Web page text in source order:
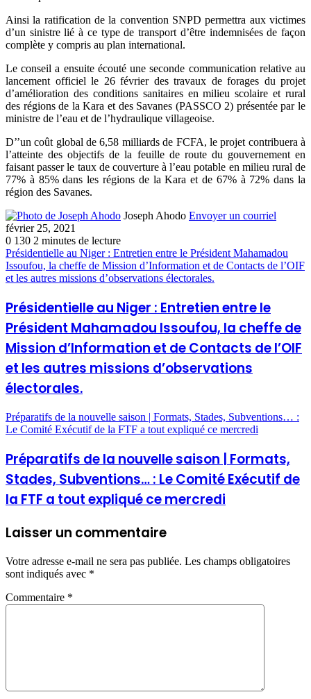
Ainsi la ratification de la convention SNPD permettra aux victimes
d’un sinistre lié à ce type de transport d’être indemnisées de façon
complète y compris au plan international.
Le conseil a ensuite écouté une seconde communication relative au
lancement officiel le 26 février des travaux de forages du projet
d’amélioration des conditions sanitaires en milieu scolaire et rural
des régions de la Kara et des Savanes (PASSCO 2) présentée par le
ministre de l’eau et de l’hydraulique villageoise.
D’’un coût global de 6,58 milliards de FCFA, le projet contribuera à
l’atteinte des objectifs de la feuille de route du gouvernement en
faisant passer le taux de couverture à l’eau potable en milieu rural de
77% à 85% dans les régions de la Kara et de 67% à 72% dans la
région des Savanes.
Joseph Ahodo Envoyer un courriel
février 25, 2021
0 130 2 minutes de lecture
Présidentielle au Niger : Entretien entre le Président Mahamadou
Issoufou, la cheffe de Mission d’Information et de Contacts de l’OIF
et les autres missions d’observations électorales.
Présidentielle au Niger : Entretien entre le
Président Mahamadou Issoufou, la cheffe de
Mission d’Information et de Contacts de l’OIF
et les autres missions d’observations
électorales.
Préparatifs de la nouvelle saison | Formats, Stades, Subventions… :
Le Comité Exécutif de la FTF a tout expliqué ce mercredi
Préparatifs de la nouvelle saison | Formats,
Stades, Subventions… : Le Comité Exécutif de
la FTF a tout expliqué ce mercredi
Laisser un commentaire
Votre adresse e-mail ne sera pas publiée. Les champs obligatoires
sont indiqués avec *
Commentaire *